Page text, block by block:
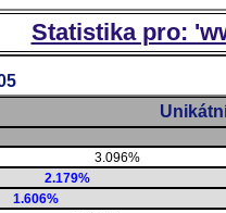
Statistika pro:
3.096%
2.179%
1.606%